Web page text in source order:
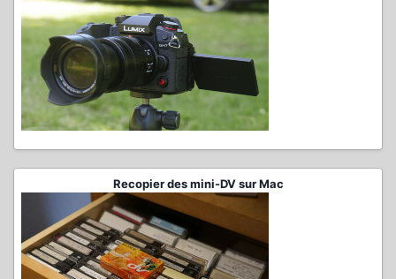
Recopier des mini-DV sur Mac